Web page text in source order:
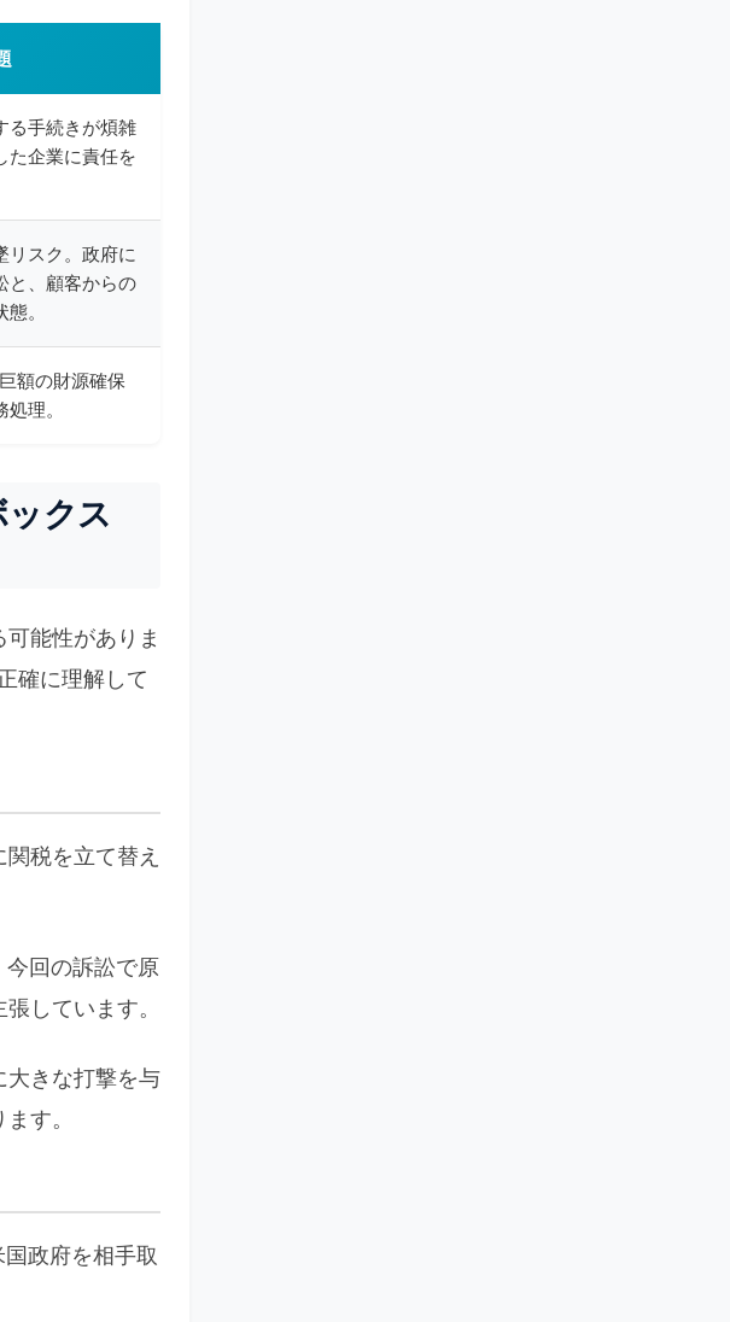
る手続きが煩雑
た企業に責任を
リスク。政府に
と、顧客からの
。
額の財源確保
理。
クス
能性がありま
確に理解して
税を立て替え
回の訴訟で原
張しています。
大きな打撃を与
す。
政府を相手取